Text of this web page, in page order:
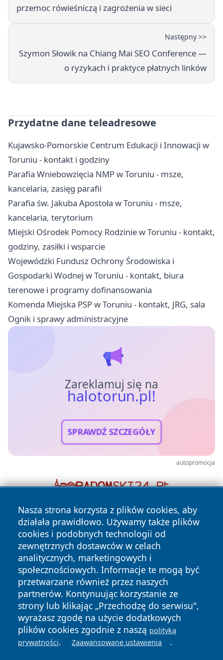
przemoc rówieśniczą i zagrożenia w sieci
Następny >>
Szymon Słowik na Chiang Mai SEO Conference —
o ryzykach i praktyce płatnych linków
Przydatne dane teleadresowe
Kujawsko-Pomorskie Centrum Edukacji i Innowacji w
Toruniu - kontakt i godziny
Parafia Wniebowzięcia NMP w Toruniu - msze,
kancelaria, zasięg parafii
Parafia św. Jakuba Apostoła w Toruniu - msze,
kancelaria, terytorium
Miejski Ośrodek Pomocy Rodzinie w Toruniu - kontakt,
godziny, zasiłki i wsparcie
Wojewódzki Fundusz Ochrony Środowiska i
Gospodarki Wodnej w Toruniu - kontakt, biura
terenowe i programy dofinansowania
Komenda Miejska PSP w Toruniu - kontakt, JRG, sala
Ognik i sprawy administracyjne
Zareklamuj się na
halotorun.pl!
SPRAWDŹ SZCZEGÓŁY
autopromocja
Nasza strona korzysta z plików cookies, aby
działała prawidłowo. Używamy także plików
cookies i podobnych technologii od
zewnętrznych dostawców w celach
analitycznych, marketingowych i
społecznościowych. Informacje te mogą być
przetwarzane również przez naszych
partnerów. Kontynuując korzystanie ze
strony lub klikając „Przechodzę do serwisu",
wyrażasz zgodę na użycie dodatkowych
plików cookies zgodnie z naszą polityką
prywatności. Zaawansowane ustawienia .
Copyright © 2026 halotorun.pl Wszystkie prawa zastrzeżone.
News Autorzy
Polityka
Prywatności
Polityka
Cookies